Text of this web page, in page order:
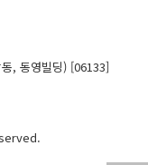
, 동영빌딩) [06133]